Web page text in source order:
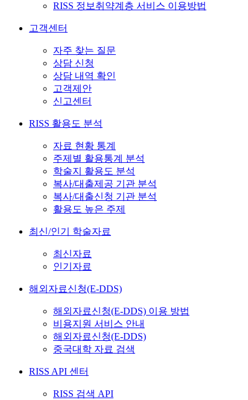
RISS 정보취약계층 서비스 이용방법
고객센터
자주 찾는 질문
상담 신청
상담 내역 확인
고객제안
신고센터
RISS 활용도 분석
자료 현황 통계
주제별 활용통계 분석
학술지 활용도 분석
복사/대출제공 기관 분석
복사/대출신청 기관 분석
활용도 높은 주제
최신/인기 학술자료
최신자료
인기자료
해외자료신청(E-DDS)
해외자료신청(E-DDS) 이용 방법
비용지원 서비스 안내
해외자료신청(E-DDS)
중국대학 자료 검색
RISS API 센터
RISS 검색 API